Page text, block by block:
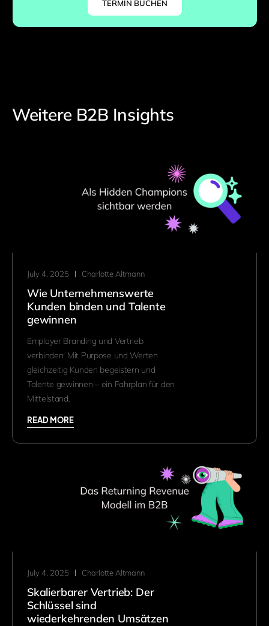
TERMIN BUCHEN
Weitere B2B Insights
July 4, 2025 Charlotte Altmann
Wie Unternehmenswerte
Kunden binden und Talente
gewinnen
Employer Branding und Vertrieb
verbinden: Mit Purpose und Werten
gleichzeitig Kunden begeistern und
Talente gewinnen – ein Fahrplan für den
Mittelstand.
READ MORE
July 4, 2025 Charlotte Altmann
Skalierbarer Vertrieb: Der
Schlüssel sind
wiederkehrenden Umsätzen